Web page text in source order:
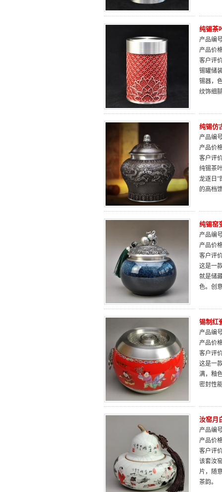
纯锡茶
产品编
产品价
客户评
锡罐储
锡器，
纹饰细
纯锡仿
产品编
产品价
客户评
纯锡茶
龙逐日”
的高档
纯锡窑
产品编
产品价
客户评
这是一
就是储
色。创
锡制红
产品编
产品价
客户评
这是一
满，釉
密封性
汝窑月
产品编
产品价
客户评
该套汝
片，随
茶韵。